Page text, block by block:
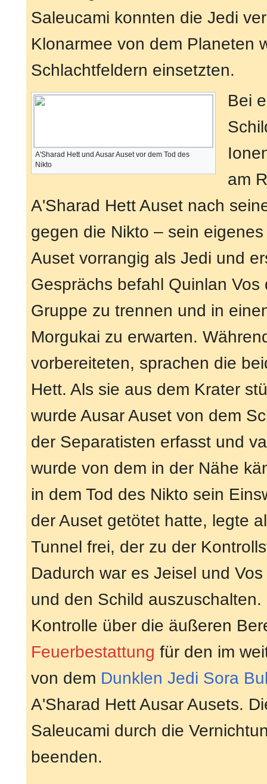
Saleucami konnten die Jedi
Klonarmee von dem Planeten
Schlachtfeldern einsetzten.
A'Sharad Hett und Ausar Auset vor dem Tod des
Nikto
Bei
am
A'Sharad Hett Auset nach
gegen die Nikto – sein
Auset vorrangig als Jedi und
Gesprächs befahl Quinlan
Gruppe zu trennen und in
Morgukai zu erwarten.
vorbereiteten, sprachen die
Hett. Als sie aus dem Krater
wurde Ausar Auset von dem
der Separatisten erfasst und
wurde von dem in der Nähe
in dem Tod des Nikto sein
der Auset getötet hatte, legte
Tunnel frei, der zu der
Dadurch war es Jeisel und
und den Schild
Kontrolle über die äußeren
Feuerbestattung für den im
von dem Dunklen Jedi Sora
A'Sharad Hett Ausar Ausets.
Saleucami durch die
beenden.